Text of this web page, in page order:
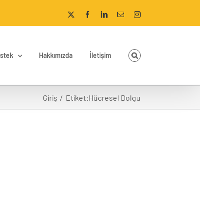
FacebookLinkedIn
E-
Instagram
Hakkımızda İletişim
Giriş Etiket:Hücresel Dolgu